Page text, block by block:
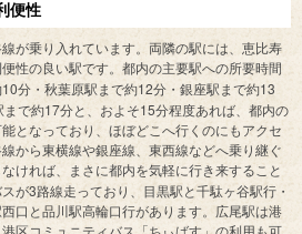
便性
が乗り入れています。両隣の駅には、恵比寿
性の良い駅です。都内の主要駅への所要時間
10分・秋葉原駅まで約 12分・銀座駅まで約13
で約 17 分と、およそ 15 分程度あれば、都内の